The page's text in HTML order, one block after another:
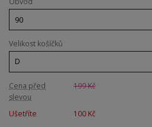
Velikost košíčků
Cena před
slevou
199 Kč
Ušetříte
100 Kč